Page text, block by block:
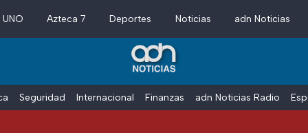
Azteca 7 Deportes Noticias adn Noticias
Seguridad Internacional Finanzas adn Noticias Radio